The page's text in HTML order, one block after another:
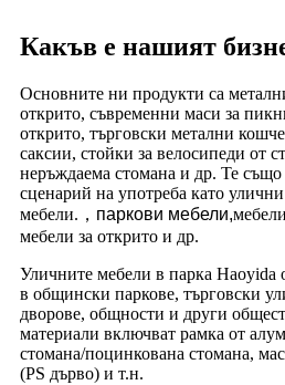
Какъв е нашият
Основните ни продукти са
открито, съвременни маси за
открито, търговски метални
саксии, стойки за велосипеди от
неръждаема стомана и др. Те
сценарий на употреба като
мебели. ， паркови мебели,
мебели за открито и др.
Уличните мебели в парка Haoyida
в общински паркове, търговски
дворове, общности и други
материали включват рамка от
стомана/поцинкована стомана,
(PS дърво) и т.н.